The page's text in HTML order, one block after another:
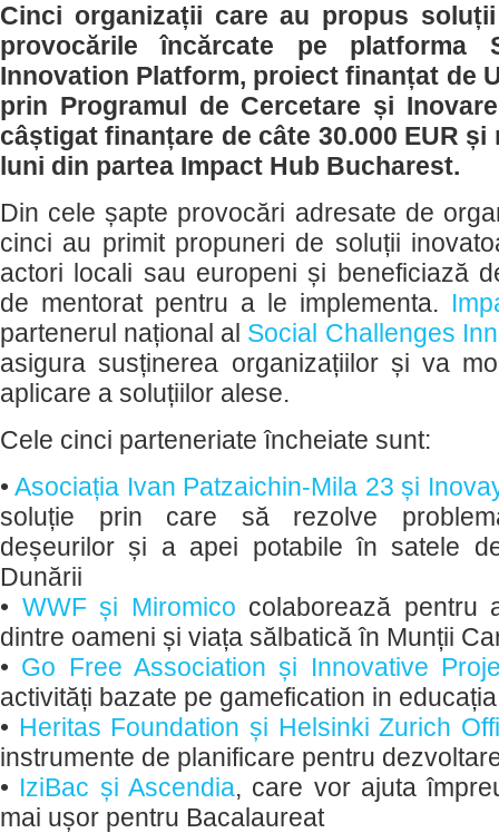
Cinci organizații care au propus
provocările încărcate pe platforma
Innovation Platform, proiect finanțat de
prin Programul de Cercetare și
câștigat finanțare de câte 30.000 EUR
luni din partea Impact Hub Bucharest.
Din cele șapte provocări adresate de
cinci au primit propuneri de soluții
actori locali sau europeni și beneficiază
de mentorat pentru a le implementa.
partenerul național al Social Challenges
asigura susținerea organizațiilor și va
aplicare a soluțiilor alese.
Cele cinci parteneriate încheiate sunt:
•Asociația Ivan Patzaichin-Mila 23 și
soluție prin care să rezolve
deșeurilor și a apei potabile în satele
Dunării
• WWF și Miromico colaborează pentru
dintre oameni și viața sălbatică în Munții
• Go Free Association și Innovative
activități bazate pe gamefication in
• Heritas Foundation și Helsinki Zurich
instrumente de planificare pentru
• IziBac și Ascendia, care vor ajuta
mai ușor pentru Bacalaureat